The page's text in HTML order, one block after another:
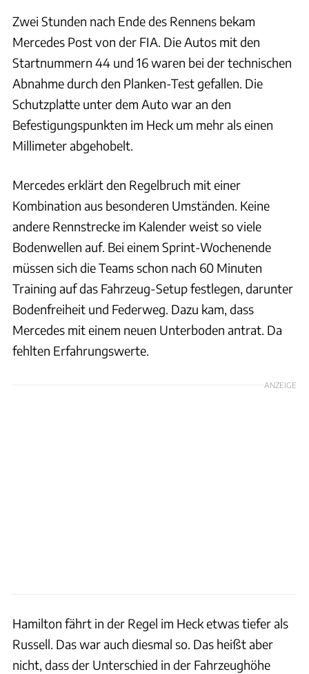
Zwei Stunden nach Ende des Rennens bekam
Mercedes Post von der FIA. Die Autos mit den
Startnummern 44 und 16 waren bei der technischen
Abnahme durch den Planken-Test gefallen. Die
Schutzplatte unter dem Auto war an den
Befestigungspunkten im Heck um mehr als einen
Millimeter abgehobelt.
Mercedes erklärt den Regelbruch mit einer
Kombination aus besonderen Umständen. Keine
andere Rennstrecke im Kalender weist so viele
Bodenwellen auf. Bei einem Sprint-Wochenende
müssen sich die Teams schon nach 60 Minuten
Training auf das Fahrzeug-Setup festlegen, darunter
Bodenfreiheit und Federweg. Dazu kam, dass
Mercedes mit einem neuen Unterboden antrat. Da
fehlten Erfahrungswerte.
ANZEIGE
Hamilton fährt in der Regel im Heck etwas tiefer als
Russell. Das war auch diesmal so. Das heißt aber
nicht, dass der Unterschied in der Fahrzeughöhe